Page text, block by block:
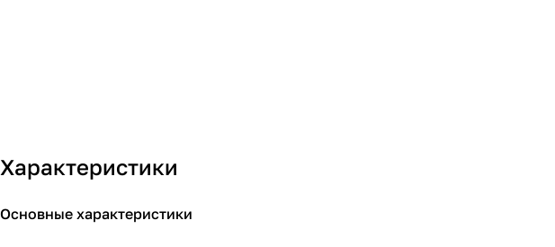
Характеристики
Основные характеристики